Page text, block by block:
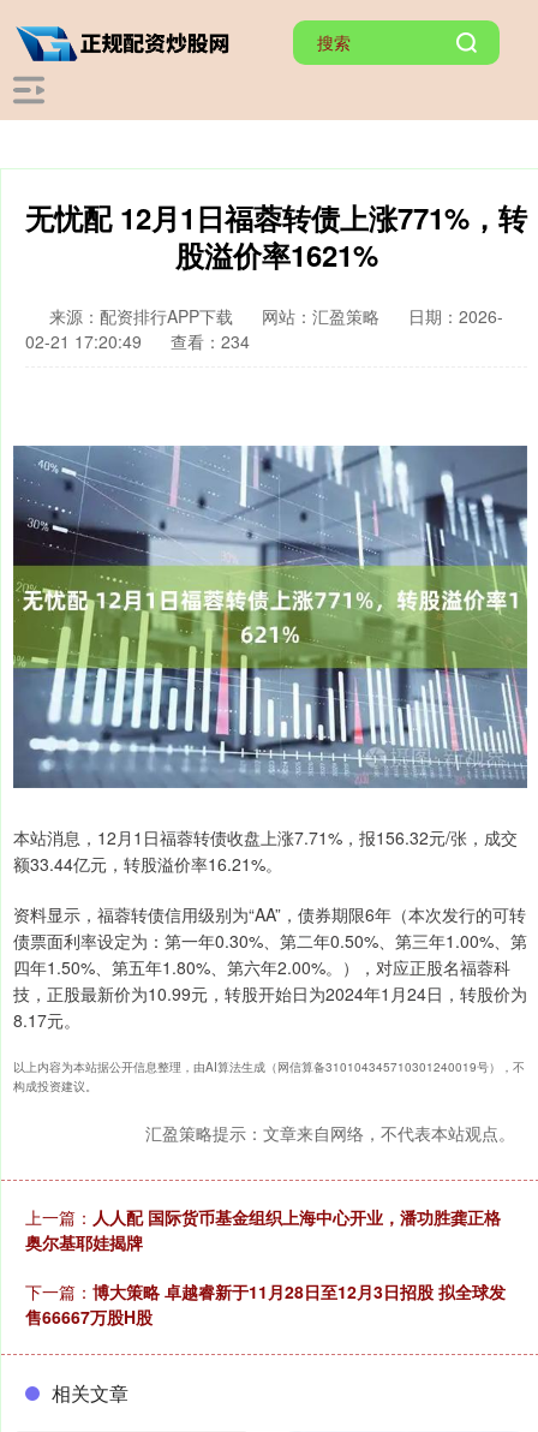
无忧配 12月1日福蓉转债上涨771%，转
股溢价率1621%
来源：配资排行APP下载 网站：汇盈策略
日期：2026-
02-21 17:20:49
查看：234
本站消息，12月1日福蓉转债收盘上涨7.71%，报156.32元/张，成交
额33.44亿元，转股溢价率16.21%。
资料显示，福蓉转债信用级别为“AA”，债券期限6年（本次发行的可转
债票面利率设定为：第一年0.30%、第二年0.50%、第三年1.00%、第
四年1.50%、第五年1.80%、第六年2.00%。），对应正股名福蓉科
技，正股最新价为10.99元，转股开始日为2024年1月24日，转股价为
8.17元。
以上内容为本站据公开信息整理，由AI算法生成（网信算备310104345710301240019号），不
构成投资建议。
汇盈策略提示：文章来自网络，不代表本站观点。
上一篇： 人人配 国际货币基金组织上海中心开业，潘功胜龚正格
奥尔基耶娃揭牌
下一篇： 博大策略 卓越睿新于11月28日至12月3日招股 拟全球发
售66667万股H股
相关文章